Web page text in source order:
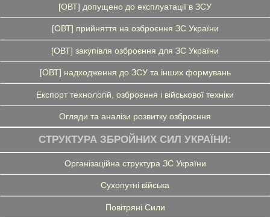
[ОВТ] допущено до експлуатації в ЗСУ
[ОВТ] прийняття на озброєння ЗС України
[ОВТ] закупівля озброєння для ЗС України
[ОВТ] надходження до ЗСУ та інших формувань
Експорт технологій, озброєння і військової техніки
Огляди та аналізи розвитку озброєння
СТРУКТУРА ЗБРОЙНИХ СИЛ УКРАЇНИ:
Організаційна структура ЗС України
Сухопутні війська
Повітряні Сили